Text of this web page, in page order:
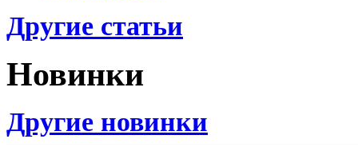
Другие статьи
Новинки
Другие новинки